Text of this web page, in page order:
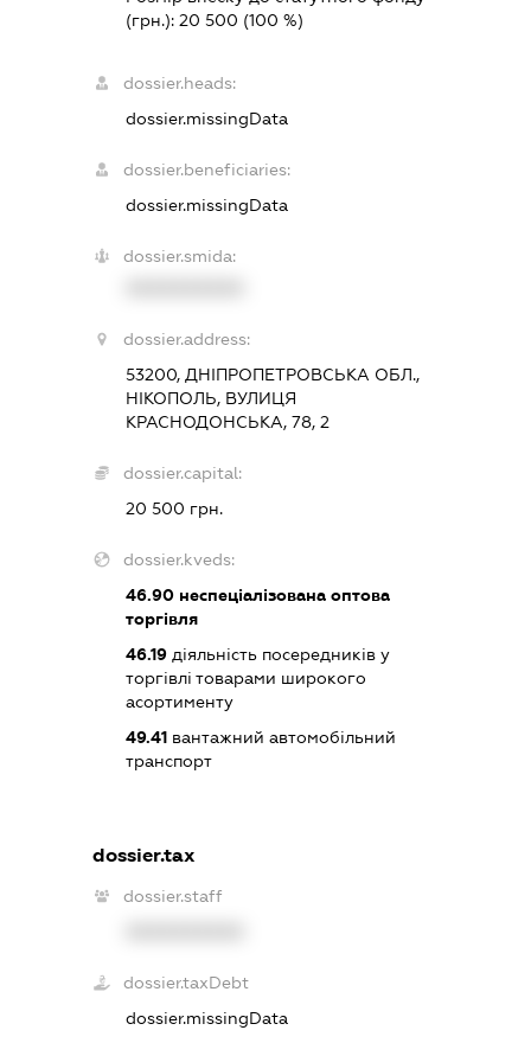
(грн.):20 500 (100 %)
dossier.heads:
dossier.missingData
dossier.beneficiaries:
dossier.missingData
dossier.smida:
dossier.address:
53200, ДНІПРОПЕТРОВСЬКА ОБЛ.,
НІКОПОЛЬ, ВУЛИЦЯ
КРАСНОДОНСЬКА, 78, 2
dossier.capital:
20 500 грн.
dossier.kveds:
46.90 неспеціалізована оптова
торгівля
46.19 діяльність посередників у
торгівлі товарами широкого
асортименту
49.41 вантажний автомобільний
транспорт
dossier.tax
dossier.staff
dossier.taxDebt
dossier.missingData